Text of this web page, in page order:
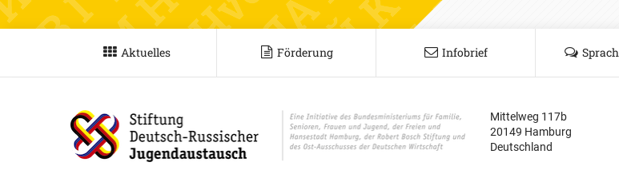
Aktuelles Förderung Infobrief
Mittelweg 117b
20149 Hamburg
Deutschland